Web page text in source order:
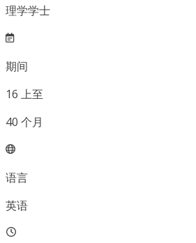
理学学士
期间
16 上至
40 个月
语言
英语